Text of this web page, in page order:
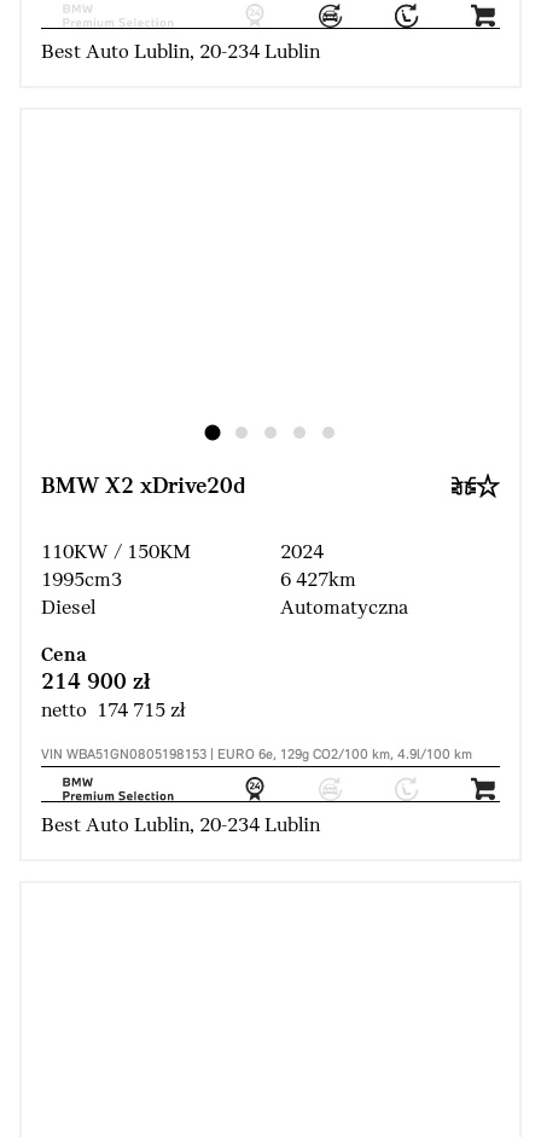
Best Auto Lublin, 20-234 Lublin
BMW X2 xDrive20d
110KW / 150KM
1995cm3
Diesel
2024
6 427km
Automatyczna
Cena
214 900 zł
netto 174 715 zł
VIN WBA51GN0805198153 | EURO 6e, 129g CO2/100 km, 4.9l/100 km
Best Auto Lublin, 20-234 Lublin